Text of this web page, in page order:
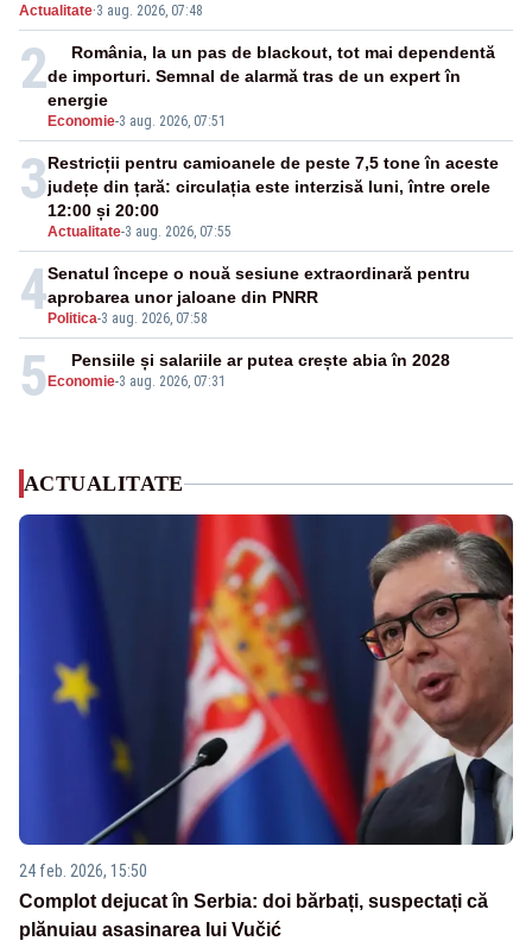
Actualitate·3 aug. 2026, 07:48
2
Economie-3 aug. 2026, 07:51
România, la un pas de blackout, tot mai dependentă
de importuri. Semnal de alarmă tras de un expert în
energie
3
Actualitate-3 aug. 2026, 07:55
Restricții pentru camioanele de peste 7,5 tone în aceste
județe din țară: circulația este interzisă luni, între orele
12:00 și 20:00
4 Politica-3 aug. 2026, 07:58
Senatul începe o nouă sesiune extraordinară pentru
aprobarea unor jaloane din PNRR
5 Economie-3 aug. 2026, 07:31
Pensiile și salariile ar putea crește abia în 2028
ACTUALITATE
24 feb. 2026, 15:50
Complot dejucat în Serbia: doi bărbați, suspectați că
plănuiau asasinarea lui Vučić